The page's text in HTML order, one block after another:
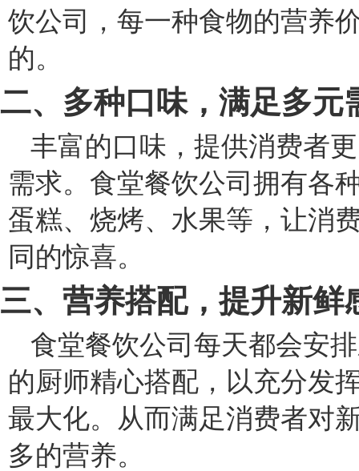
饮公司，每一种食物的营养
的。
二、多种口味，满足多元
丰富的口味，提供消费者
需求。食堂餐饮公司拥有各
蛋糕、烧烤、水果等，让消
同的惊喜。
三、营养搭配，提升新鲜
食堂餐饮公司每天都会安
的厨师精心搭配，以充分发
最大化。从而满足消费者对
多的营养。